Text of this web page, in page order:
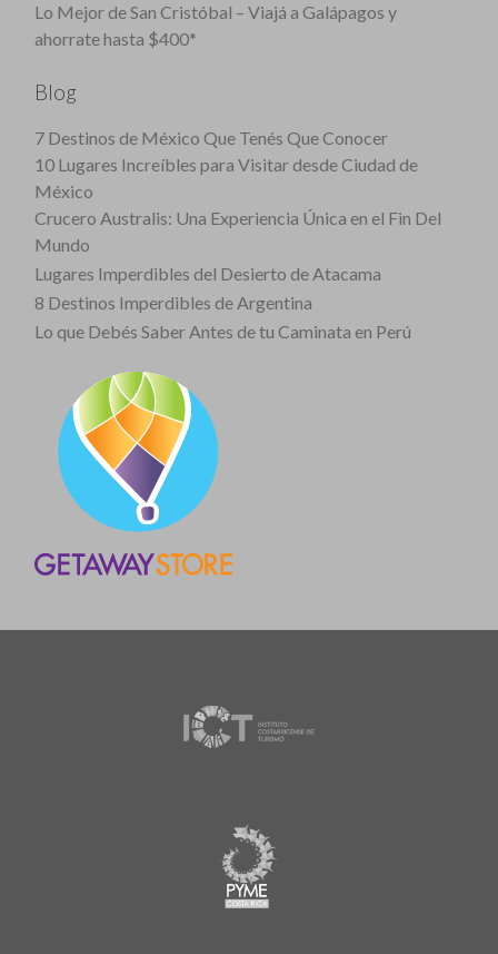
Lo Mejor de San Cristóbal – Viajá a Galápagos y
ahorrate hasta $400*
Blog
7 Destinos de México Que Tenés Que Conocer
10 Lugares Increíbles para Visitar desde Ciudad de
México
Crucero Australis: Una Experiencia Única en el Fin Del
Mundo
Lugares Imperdibles del Desierto de Atacama
8 Destinos Imperdibles de Argentina
Lo que Debés Saber Antes de tu Caminata en Perú